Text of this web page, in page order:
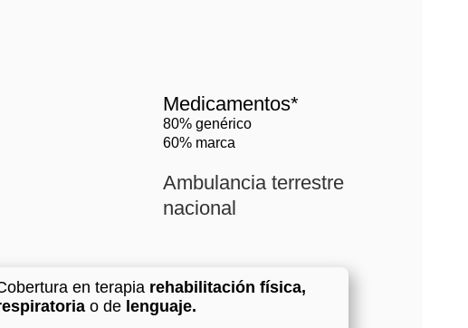
Medicamentos*
80% genérico
60% marca
Ambulancia terrestre
nacional
en terapia rehabilitación física,
o de lenguaje.